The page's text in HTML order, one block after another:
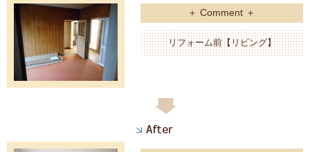
＋ Comment ＋
リフォーム前【リビング】